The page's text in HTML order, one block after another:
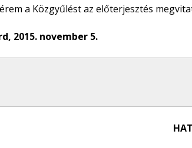
a Közgyűlést az előterjesztés
2015. november 5.